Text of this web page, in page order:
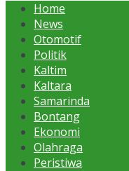
Home
News
Otomotif
Politik
Kaltim
Kaltara
Samarinda
Bontang
Ekonomi
Olahraga
Peristiwa